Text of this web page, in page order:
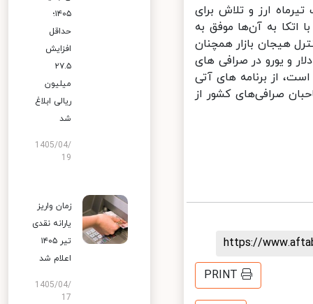
ارز و تلاش برای
به آن‌ها موفق به
هیجان بازار همچنان
و یورو در صرافی های
و به حدود ۱۵۰۰ تومان رسیده است، از برنامه های آتی
صرافی‌های کشور از
https://
PRINT
۱۴۰۵؛
حداقل
افزایش
۲۷.۵
میلیون
ریالی ابلاغ
شد
1405/04/
19
زمان واریز
یارانه نقدی
تیر ۱۴۰۵
اعلام شد
1405/04/
17